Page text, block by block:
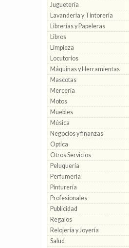
Juguetería
Lavandería y Tintorería
Librerías y Papeleras
Libros
Limpieza
Locutorios
Máquinas y Herramientas
Mascotas
Mercería
Motos
Muebles
Música
Negocios y finanzas
Optica
Otros Servicios
Peluquería
Perfumería
Pinturería
Profesionales
Publicidad
Regalos
Relojería y Joyería
Salud